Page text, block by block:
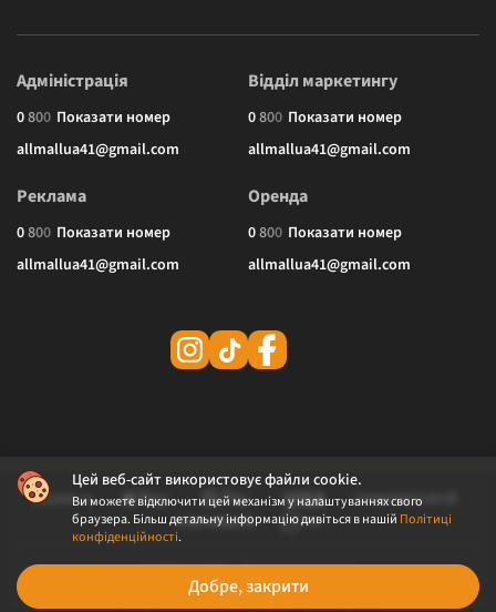
Цей веб-сайт використовує файли cookie.
Ви можете відключити цей механізм у налаштуваннях свого
браузера. Більш детальну інформацію дивіться в нашій Політиці
конфіденційності.
Добре, закрити
Адміністрація
0800 Показати номер
allmallua41@gmail.com
Відділ маркетингу
0800 Показати номер
allmallua41@gmail.com
Реклама
0800 Показати номер
allmallua41@gmail.com
Оренда
0800 Показати номер
allmallua41@gmail.com
© 2026 ALLMALL. Всі права захищені.
Політика конфіденційності